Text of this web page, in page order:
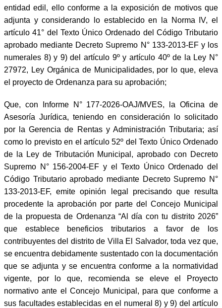
entidad edil, ello conforme a la exposición de motivos que
adjunta y considerando lo establecido en la Norma IV, el
artículo 41° del Texto Único Ordenado del Código Tributario
aprobado mediante Decreto Supremo N° 133-2013-EF y los
numerales 8) y 9) del artículo 9º y artículo 40º de la Ley N°
27972, Ley Orgánica de Municipalidades, por lo que, eleva
el proyecto de Ordenanza para su aprobación;
Que, con Informe N° 177-2026-OAJ/MVES, la Oficina de
Asesoría Jurídica, teniendo en consideración lo solicitado
por la Gerencia de Rentas y Administración Tributaria; así
como lo previsto en el artículo 52º del Texto Único Ordenado
de la Ley de Tributación Municipal, aprobado con Decreto
Supremo N° 156-2004-EF y el Texto Único Ordenado del
Código Tributario aprobado mediante Decreto Supremo N°
133-2013-EF, emite opinión legal precisando que resulta
procedente la aprobación por parte del Concejo Municipal
de la propuesta de Ordenanza “Al día con tu distrito 2026”
que establece beneficios tributarios a favor de los
contribuyentes del distrito de Villa El Salvador, toda vez que,
se encuentra debidamente sustentado con la documentación
que se adjunta y se encuentra conforme a la normatividad
vigente, por lo que, recomienda se eleve el Proyecto
normativo ante el Concejo Municipal, para que conforme a
sus facultades establecidas en el numeral 8) y 9) del artículo